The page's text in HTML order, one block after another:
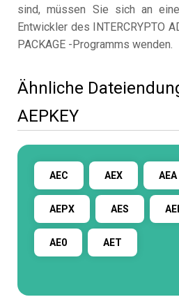
sind, müssen Sie sich an
Entwickler des INTERCRYPTO
PACKAGE -Programms wenden.
Ähnliche
AEPKEY
AEC AEX AEA
AEPX AES
AE0 AET